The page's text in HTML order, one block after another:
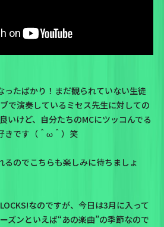
ったばかり！まだ観られていない生徒
で演奏しているミセス先生に対しての
いけど、自分たちのMCにツッコんでる
きです（＾ω＾）笑
るのでこちらも楽しみに待ちましょ
なのですが、今日は3月に入って
ズンといえば“あの楽曲”の季節なので